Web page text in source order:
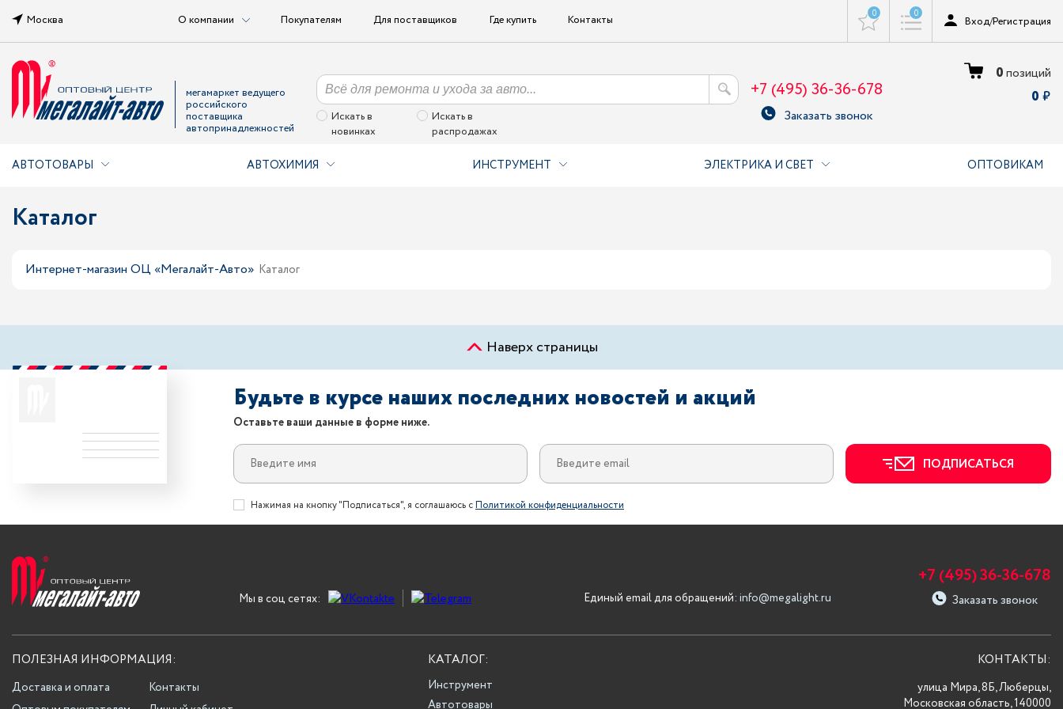
Москва О компании Покупателям Для поставщиков Где купить Контакты 0 0
Вход/Регистрация
мегамаркет ведущего
российского
поставщика
автопринадлежностей
Искать в
новинках
Искать в
распродажах
+7 (495) 36-36-678
Заказать звонок
0позиций
0
АВТОТОВАРЫ АВТОХИМИЯ ИНСТРУМЕНТ ЭЛЕКТРИКА И СВЕТ ОПТОВИКАМ
Каталог
Интернет-магазин ОЦ «Мегалайт-Авто» Каталог
Наверх страницы
Будьте в курсе наших последних новостей и акций
Оставьте ваши данные в форме ниже.
ПОДПИСАТЬСЯ
Нажимая на кнопку "Подписаться", я соглашаюсь сПолитикой конфиденциальности
Мы в соц сетях: Единый email для обращений: info@megalight.ru
+7 (495) 36-36-678
Заказать звонок
ПОЛЕЗНАЯ ИНФОРМАЦИЯ:
Доставка и оплата
Контакты
КАТАЛОГ:
Инструмент
Автотовары
КОНТАКТЫ:
улица Мира, 8Б, Люберцы,
Московская область, 140000